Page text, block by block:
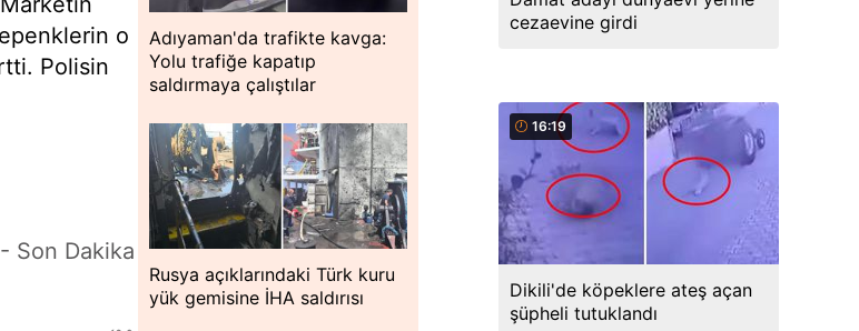
o
Polisin
- Son Dakika
Adıyaman'da trafikte kavga:
Yolu trafiğe kapatıp
saldırmaya çalıştılar
Rusya açıklarındaki Türk kuru
yük gemisine İHA saldırısı
cezaevine girdi
16:19
Dikili'de köpeklere ateş açan
şüpheli tutuklandı